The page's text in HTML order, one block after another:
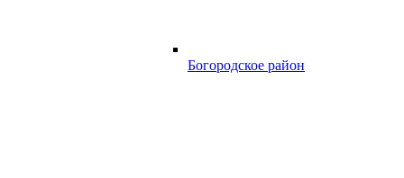
Богородское район